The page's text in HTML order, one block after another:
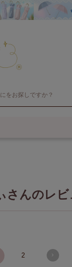
さんのレビ
2